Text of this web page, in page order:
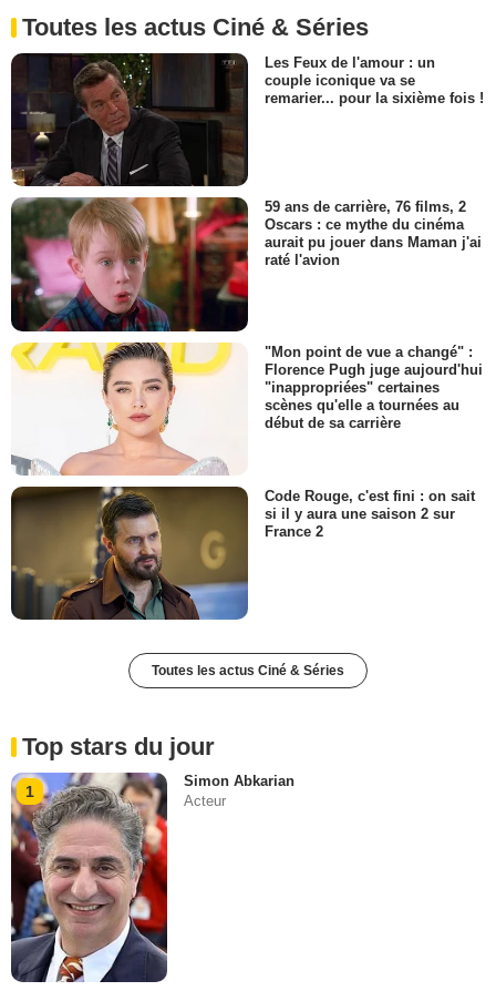
Toutes les actus Ciné & Séries
Les Feux de l'amour : un
couple iconique va se
remarier... pour la sixième fois !
59 ans de carrière, 76 films, 2
Oscars : ce mythe du cinéma
aurait pu jouer dans Maman j'ai
raté l'avion
"Mon point de vue a changé" :
Florence Pugh juge aujourd'hui
"inappropriées" certaines
scènes qu'elle a tournées au
début de sa carrière
Code Rouge, c'est fini : on sait
si il y aura une saison 2 sur
France 2
Toutes les actus Ciné & Séries
Top stars du jour
1
Simon Abkarian
Acteur